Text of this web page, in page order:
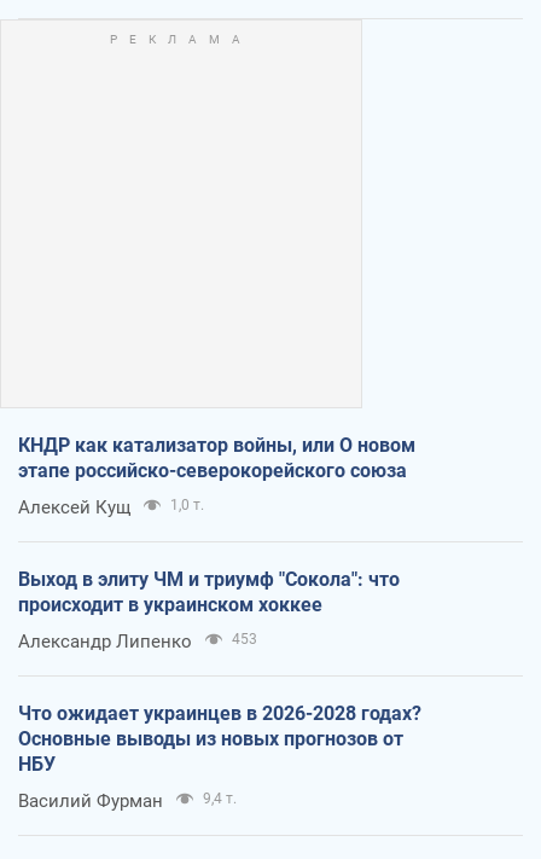
КНДР как катализатор войны, или О новом
этапе российско-северокорейского союза
Алексей Кущ 1,0 т.
Выход в элиту ЧМ и триумф "Сокола": что
происходит в украинском хоккее
Александр Липенко 453
Что ожидает украинцев в 2026-2028 годах?
Основные выводы из новых прогнозов от
НБУ
Василий Фурман 9,4 т.